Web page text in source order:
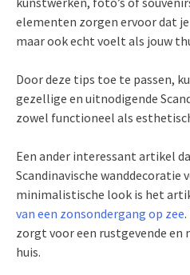
elementen zorgen ervoor dat
maar ook echt voelt als jouw
Door deze tips toe te passen,
gezellige en uitnodigende
zowel functioneel als
Een ander interessant artikel
Scandinavische wanddecoratie
minimalistische look is het
van een zonsondergang op zee
zorgt voor een rustgevende
huis.